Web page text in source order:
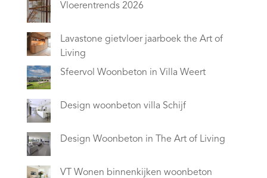
Vloerentrends 2026
Lavastone gietvloer jaarboek the Art of
Living
Sfeervol Woonbeton in Villa Weert
Design woonbeton villa Schijf
Design Woonbeton in The Art of Living
VT Wonen binnenkijken woonbeton